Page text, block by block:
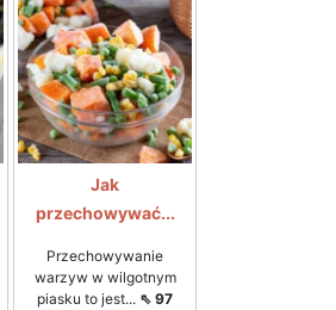
Jak
przechowywać...
Przechowywanie
warzyw w wilgotnym
piasku to jest... ⇖ 97